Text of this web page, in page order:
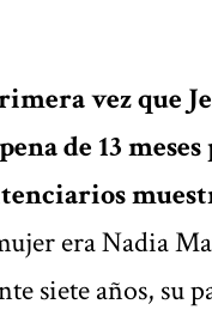
vez que
de 13
era Nadia
siete años, su